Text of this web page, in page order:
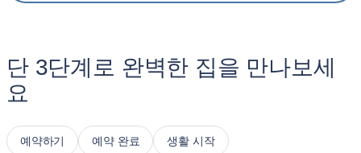
단 3단계로 완벽한 집을 만나보세
요
예약하기 예약 완료 생활 시작